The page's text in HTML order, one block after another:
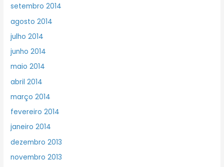
setembro 2014
agosto 2014
julho 2014
junho 2014
maio 2014
abril 2014
março 2014
fevereiro 2014
janeiro 2014
dezembro 2013
novembro 2013